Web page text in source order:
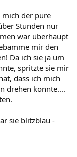
mich der pure
Stunden nur
war überhaupt
mir den
Da ich sie ja um
spritzte sie mir
dass ich mich
drehen konnte....
sie blitzblau -